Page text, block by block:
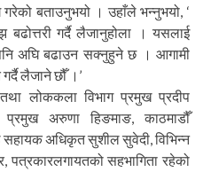
गरेको बताउनुभयो । उहाँले भन्नुभयो, ‘
गर्दै लैजानुहोला । यसलाई
अघि बढाउन सक्नुहुने छ । आगामी
लैजाने छौँ ।’
तथा लोककला विभाग प्रमुख प्रदीप
प्रमुख अरुणा हिङमाङ, काठमाडौँ
सहायक अधिकृत सुशील सुवेदी, विभिन्न
पत्रकारलगायतको सहभागिता रहेको